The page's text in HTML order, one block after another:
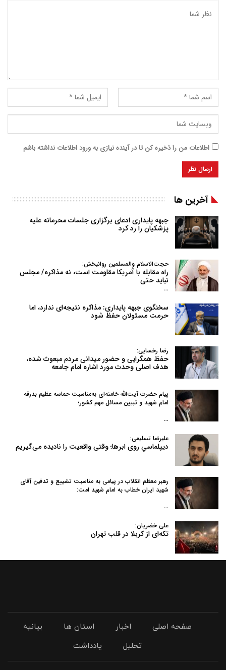
اطلاعات من را ذخیره کن تا در آینده نیازی به ورود اطلاعات نداشته باشم
آخرین ها
جبهه پایداری ادعای برگزاری جلسات محرمانه علیه
پزشکیان را رد کرد
حجت‌الاسلام والمسلمین روانبخش:
راه مقابله با آمریکا مقاومت است، نه مذاکره/ مجلس
نباید حتی
…
سخنگوی جبهه پایداری: مذاکره نتیجه‌ای ندارد، اما
حرمت مسئولان حفظ شود
رضا رخسایی:
حفظ همگرایی و حضور میدانی مردم مبعوث شده،
هدف اصلی وحدت مورد اشاره امام جامعه
پیام حضرت آیت‌الله خامنه‌ای به‌مناسبت حماسه عظیم بدرقه
امام شهید و تبیین مسائل مهم کشور؛
…
علیرضا تسلیمی:
دیپلماسیِ روی ابرها؛ وقتی واقعیت را نادیده می‌گیریم
رهبر معظم انقلاب در پیامی به‌ مناسبت تشییع و تدفین آقای
شهید ایران خطاب به امام شهید امت:
…
علی خضریان:
تکه‌ای از کربلا در قلب تهران
صفحه اصلی اخبار استان ها
بیانیه
تحلیل
یادداشت